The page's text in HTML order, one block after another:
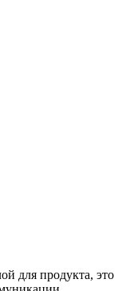
для продукта, это